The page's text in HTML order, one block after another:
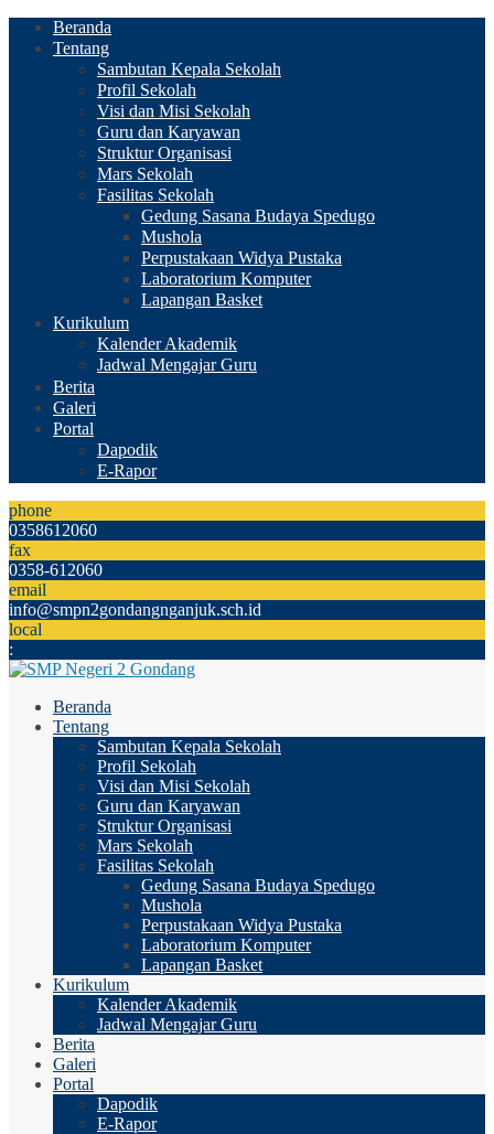
Beranda
Tentang
Sambutan Kepala Sekolah
Profil Sekolah
Visi dan Misi Sekolah
Guru dan Karyawan
Struktur Organisasi
Mars Sekolah
Fasilitas Sekolah
Gedung Sasana Budaya Spedugo
Mushola
Perpustakaan Widya Pustaka
Laboratorium Komputer
Lapangan Basket
Kurikulum
Kalender Akademik
Jadwal Mengajar Guru
Berita
Galeri
Portal
Dapodik
E-Rapor
phone
0358612060
fax
0358-612060
email
info@smpn2gondangnganjuk.sch.id
local
:
Beranda
Tentang
Sambutan Kepala Sekolah
Profil Sekolah
Visi dan Misi Sekolah
Guru dan Karyawan
Struktur Organisasi
Mars Sekolah
Fasilitas Sekolah
Gedung Sasana Budaya Spedugo
Mushola
Perpustakaan Widya Pustaka
Laboratorium Komputer
Lapangan Basket
Kurikulum
Kalender Akademik
Jadwal Mengajar Guru
Berita
Galeri
Portal
Dapodik
E-Rapor